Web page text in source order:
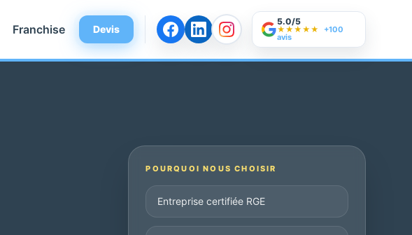
Franchise Devis
5.0/5
★★★★★ +100
avis
POURQUOI NOUS CHOISIR
Entreprise certifiée RGE